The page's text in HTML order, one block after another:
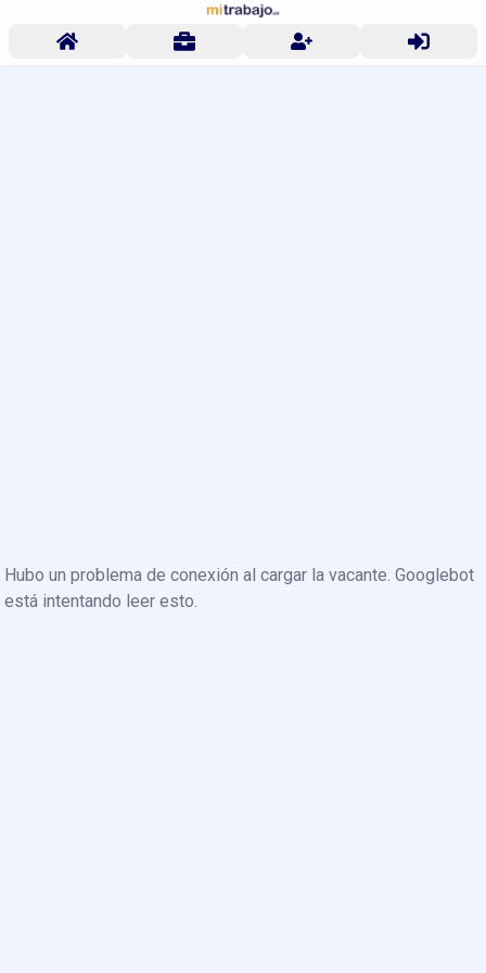
Hubo un problema de conexión al cargar la vacante. Googlebot
está intentando leer esto.